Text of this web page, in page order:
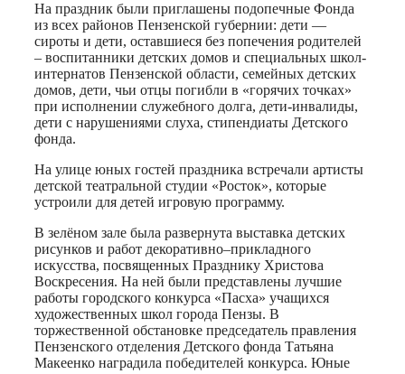
На праздник были приглашены подопечные Фонда
из всех районов Пензенской губернии: дети —
сироты и дети, оставшиеся без попечения родителей
– воспитанники детских домов и специальных школ-
интернатов Пензенской области, семейных детских
домов, дети, чьи отцы погибли в «горячих точках»
при исполнении служебного долга, дети-инвалиды,
дети с нарушениями слуха, стипендиаты Детского
фонда.
На улице юных гостей праздника встречали артисты
детской театральной студии «Росток», которые
устроили для детей игровую программу.
В зелёном зале была развернута выставка детских
рисунков и работ декоративно–прикладного
искусства, посвященных Празднику Христова
Воскресения. На ней были представлены лучшие
работы городского конкурса «Пасха» учащихся
художественных школ города Пензы. В
торжественной обстановке председатель правления
Пензенского отделения Детского фонда Татьяна
Макеенко наградила победителей конкурса. Юные